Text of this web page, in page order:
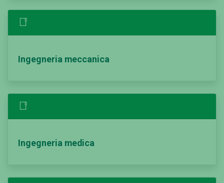
Ingegneria meccanica
Ingegneria medica